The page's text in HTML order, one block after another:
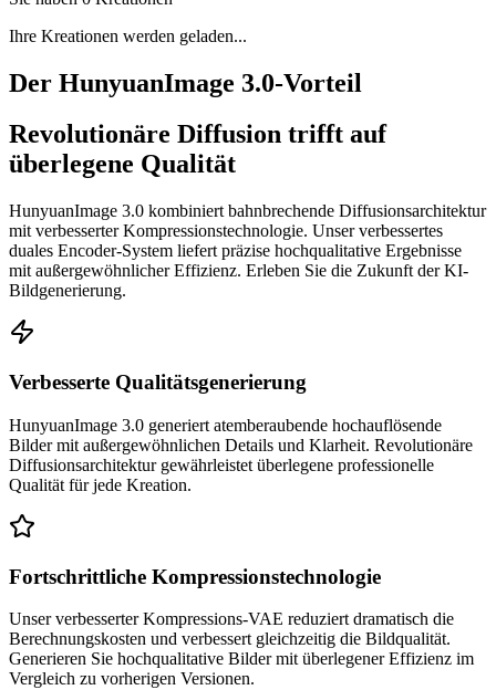
Ihre Kreationen werden geladen...
Der HunyuanImage 3.0-Vorteil
Revolutionäre Diffusion trifft auf
überlegene Qualität
HunyuanImage 3.0 kombiniert bahnbrechende Diffusionsarchitektur
mit verbesserter Kompressionstechnologie. Unser verbessertes
duales Encoder-System liefert präzise hochqualitative Ergebnisse
mit außergewöhnlicher Effizienz. Erleben Sie die Zukunft der KI-
Bildgenerierung.
Verbesserte Qualitätsgenerierung
HunyuanImage 3.0 generiert atemberaubende hochauflösende
Bilder mit außergewöhnlichen Details und Klarheit. Revolutionäre
Diffusionsarchitektur gewährleistet überlegene professionelle
Qualität für jede Kreation.
Fortschrittliche Kompressionstechnologie
Unser verbesserter Kompressions-VAE reduziert dramatisch die
Berechnungskosten und verbessert gleichzeitig die Bildqualität.
Generieren Sie hochqualitative Bilder mit überlegener Effizienz im
Vergleich zu vorherigen Versionen.